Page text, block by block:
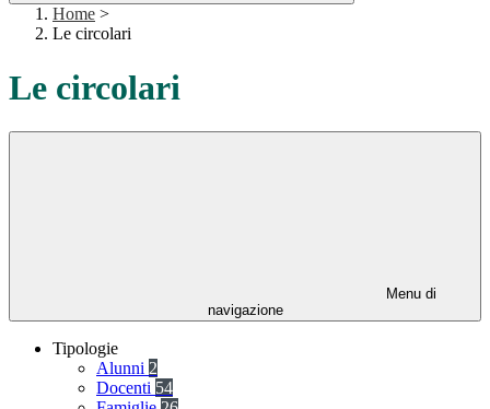
Home >
Le circolari
Le circolari
Menu di
navigazione
Tipologie
Alunni 2
Docenti 54